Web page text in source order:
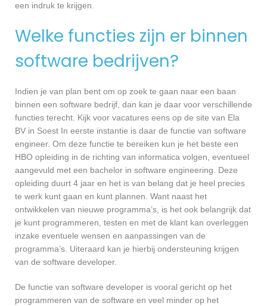
een indruk te krijgen.
Welke functies zijn er binnen
software bedrijven?
Indien je van plan bent om op zoek te gaan naar een baan
binnen een software bedrijf, dan kan je daar voor verschillende
functies terecht. Kijk voor vacatures eens op de site van Ela
BV in Soest In eerste instantie is daar de functie van software
engineer. Om deze functie te bereiken kun je het beste een
HBO opleiding in de richting van informatica volgen, eventueel
aangevuld met een bachelor in software engineering. Deze
opleiding duurt 4 jaar en het is van belang dat je heel precies
te werk kunt gaan en kunt plannen. Want naast het
ontwikkelen van nieuwe programma’s, is het ook belangrijk dat
je kunt programmeren, testen en met de klant kan overleggen
inzake eventuele wensen en aanpassingen van de
programma’s. Uiteraard kan je hierbij ondersteuning krijgen
van de software developer.
De functie van software developer is vooral gericht op het
programmeren van de software en veel minder op het